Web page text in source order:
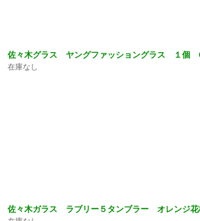
佐々木グラス ヤングファッショングラス １個
在庫なし
佐々木ガラス ラブリー５タンブラー オレンジ